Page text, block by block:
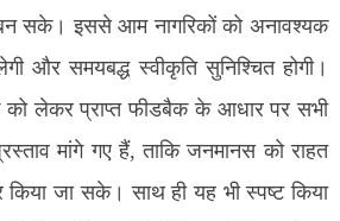
सके। इससे आम नागरिकों को अनावश्यक
और समयबद्ध स्वीकृति सुनिश्चित होगी।
को लेकर प्राप्त फीडबैक के आधार पर सभी
मांगे गए हैं, ताकि जनमानस को राहत
किया जा सके। साथ ही यह भी स्पष्ट किया